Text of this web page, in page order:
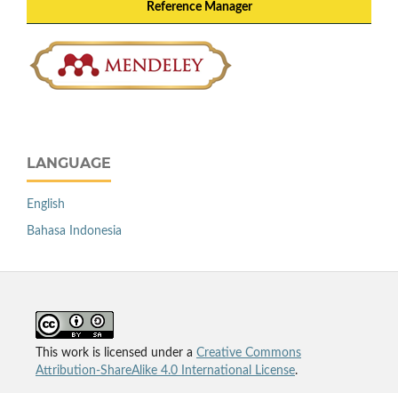
Reference Manager
LANGUAGE
English
Bahasa Indonesia
This work is licensed under a Creative Commons
Attribution-ShareAlike 4.0 International License.